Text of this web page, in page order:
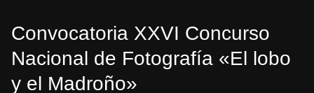
Convocatoria XXVI Concurso
Nacional de Fotografía «El lobo
y el Madroño»